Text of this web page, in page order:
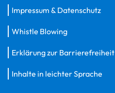
Impressum & Datenschutz
Whistle Blowing
Erklärung zur Barrierefreiheit
Inhalte in leichter Sprache